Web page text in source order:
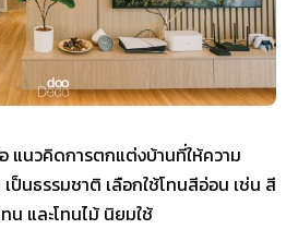
แนวคิดการตกแต่งบ้านที่ให้ความ
ป็นธรรมชาติ เลือกใช้โทนสีอ่อน เช่น สี
น และโทนไม้ นิยมใช้